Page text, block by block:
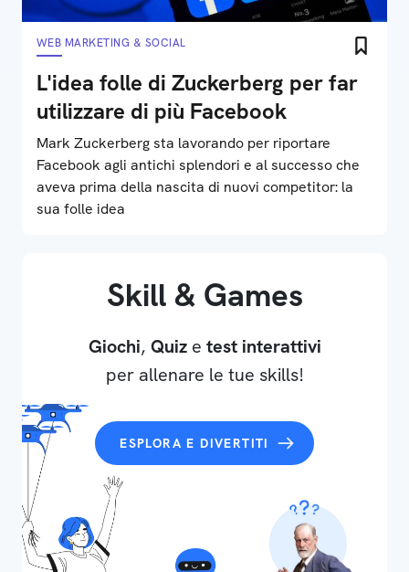
WEB MARKETING & SOCIAL
L'idea folle di Zuckerberg per far
utilizzare di più Facebook
Mark Zuckerberg sta lavorando per riportare
Facebook agli antichi splendori e al successo che
aveva prima della nascita di nuovi competitor: la
sua folle idea
Skill & Games
Giochi, Quize test interattivi
per allenare le tue skills!
ESPLORA E DIVERTITI